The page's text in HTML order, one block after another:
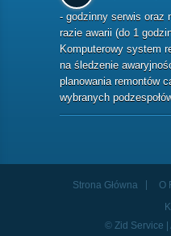
- godzinny serwis oraz
razie awarii (do 1
Komputerowy system
na śledzenie
planowania remontów
wybranych
Strona Główna O
© Zid Service |